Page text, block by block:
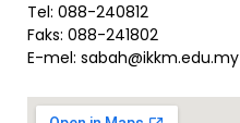
Tel: 088-240812
Faks: 088-241802
E-mel: sabah@ikkm.edu.my